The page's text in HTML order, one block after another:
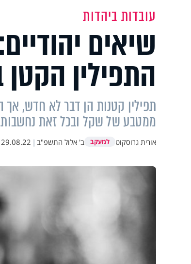
עובדות ביהדות
שיאים
התפילין
תפילין קטנות הן דבר לא חדש, אך
ממטבע של שקל ובכל זאת נחשבות
אורית גרוסקוט למעקב ב' אלול התשפ"ב |
29.08.22